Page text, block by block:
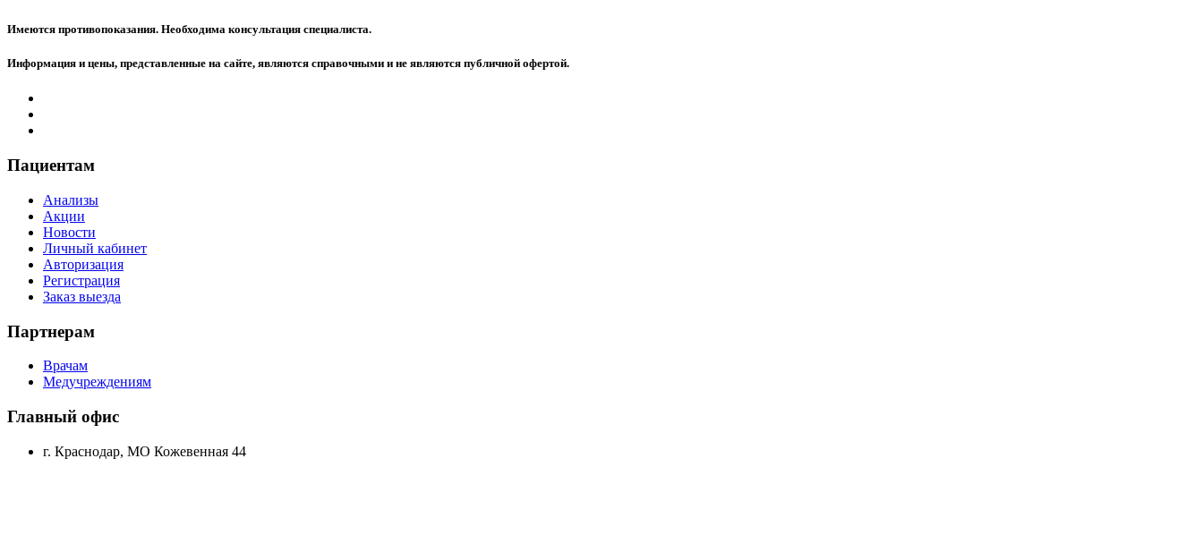
Имеются противопоказания. Необходима консультация специалиста.
Информация и цены, представленные на сайте, являются справочными и не являются публичной офертой.
Пациентам
Анализы
Акции
Новости
Личный кабинет
Авторизация
Регистрация
Заказ выезда
Партнерам
Врачам
Медучреждениям
Главный офис
г. Краснодар, МО Кожевенная 44